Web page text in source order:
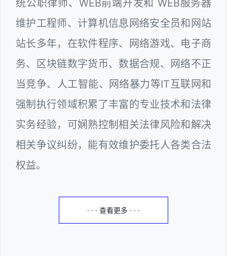
统公职律师、WEB前端开发和 WEB服务器
维护工程师、计算机信息网络安全员和网站
站长多年，在软件程序、网络游戏、电子商
务、区块链数字货币、数据合规、网络不正
当竞争、人工智能、网络暴力等IT互联网和
强制执行领域积累了丰富的专业技术和法律
实务经验，可娴熟控制相关法律风险和解决
相关争议纠纷，能有效维护委托人各类合法
权益。
· · · 查看更多 · · ·